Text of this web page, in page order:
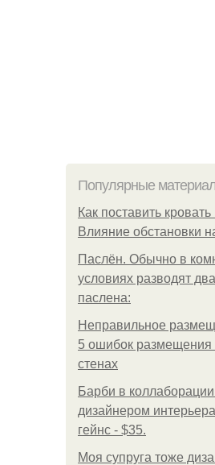
Популярные
Как поставить
Влияние обстановки
Паслён. Обычно в
условиях разводят
паслена:
Неправильное
5 ошибок размещения
стенах
Барби в
дизайнером
гейнс - $35.
Моя супруга тоже